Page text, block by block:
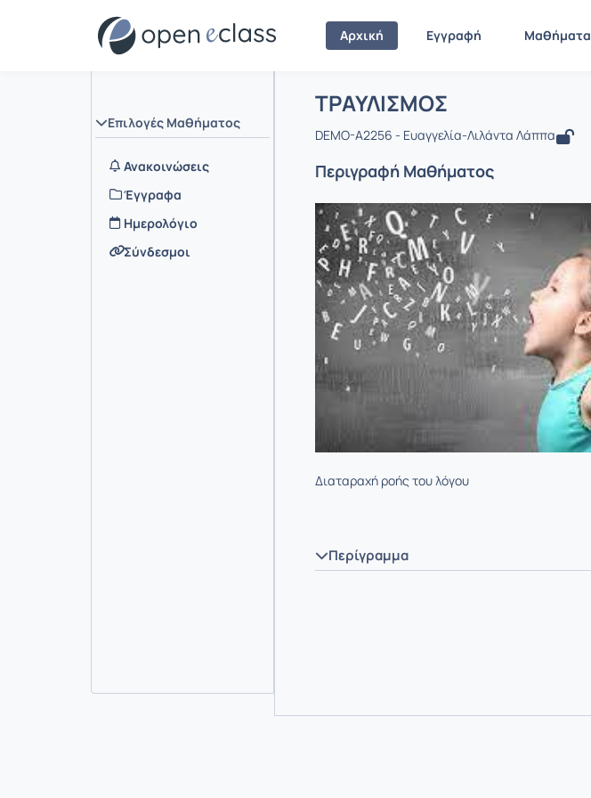
Αρχική Εγγραφή Μαθήματα
Επιλογές Μαθήματος
Ανακοινώσεις
Έγγραφα
Ημερολόγιο
Σύνδεσμοι
Αρχική Σελίδα
Μάθημα : ΤΡΑΥΛΙΣΜΟΣ
ΤΡΑΥΛΙΣΜΟΣ
DEMO-A2256 - Ευαγγελία-Λιλάντα Λάππα
Περιγραφή Μαθήματος
Διαταραχή ροής του λόγου
Περίγραμμα